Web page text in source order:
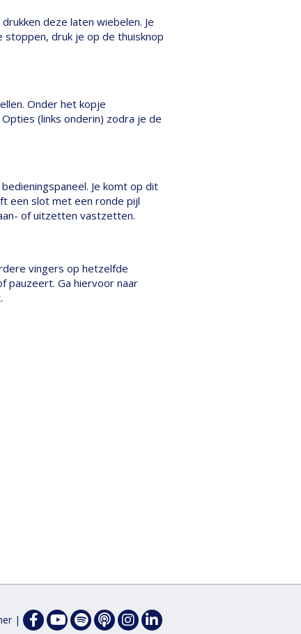
deze laten wiebelen. Je
stoppen, druk je op de thuisknop
Onder het kopje
(links onderin) zodra je de
Je komt op dit
een slot met een ronde pijl
of uitzetten vastzetten.
vingers op hetzelfde
pauzeert. Ga hiervoor naar
|
Facebook SpotifyAppleInstagramLinkedin